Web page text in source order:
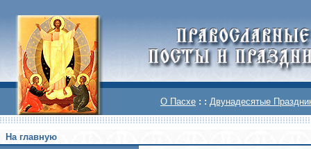
О Пасхе : : Двунадесятые
На главную